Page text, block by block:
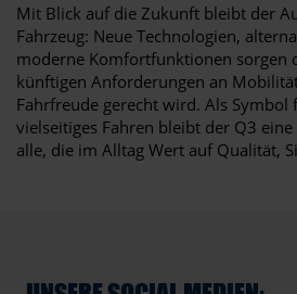
Mit Blick auf die Zukunft bleibt der
Fahrzeug: Neue Technologien,
moderne Komfortfunktionen sorgen
künftigen Anforderungen an
Fahrfreude gerecht wird. Als Symbol
vielseitiges Fahren bleibt der Q3
alle, die im Alltag Wert auf Qualität,